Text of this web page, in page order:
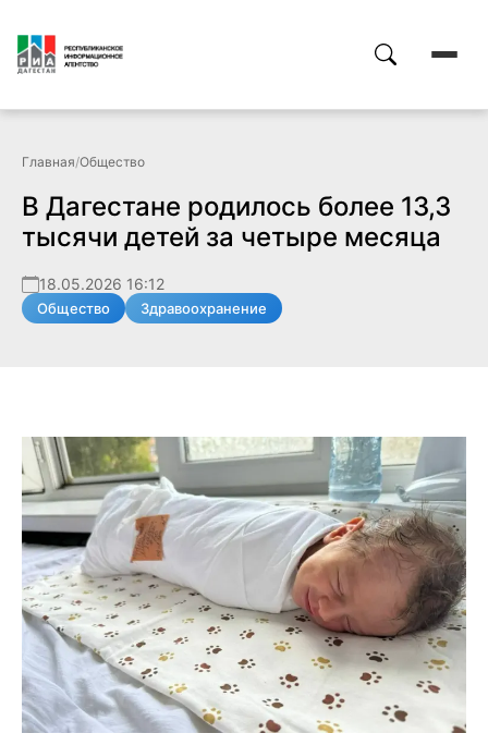
Главная/Общество
В Дагестане родилось более 13,3
тысячи детей за четыре месяца
18.05.2026 16:12
Общество Здравоохранение